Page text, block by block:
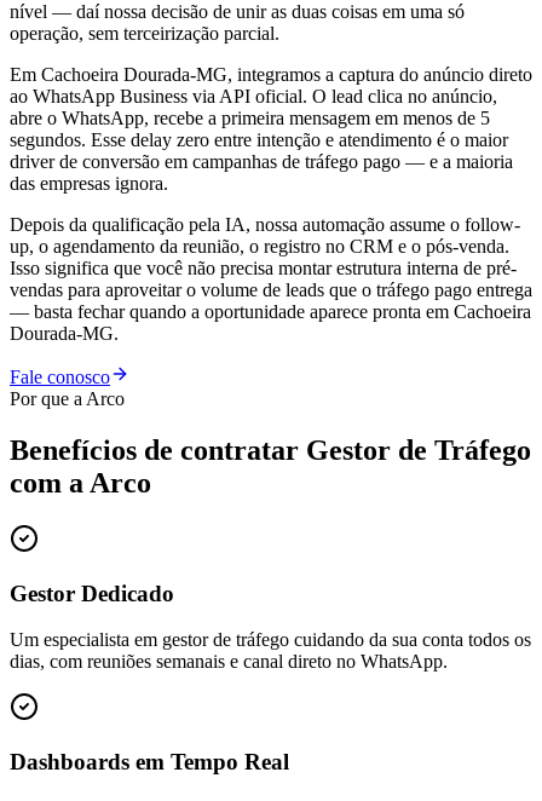
nível — daí nossa decisão de unir as duas coisas em uma só
operação, sem terceirização parcial.
Em Cachoeira Dourada-MG, integramos a captura do anúncio direto
ao WhatsApp Business via API oficial. O lead clica no anúncio,
abre o WhatsApp, recebe a primeira mensagem em menos de 5
segundos. Esse delay zero entre intenção e atendimento é o maior
driver de conversão em campanhas de tráfego pago — e a maioria
das empresas ignora.
Depois da qualificação pela IA, nossa automação assume o follow-
up, o agendamento da reunião, o registro no CRM e o pós-venda.
Isso significa que você não precisa montar estrutura interna de pré-
vendas para aproveitar o volume de leads que o tráfego pago entrega
— basta fechar quando a oportunidade aparece pronta em Cachoeira
Dourada-MG.
Fale conosco
Por que a Arco
Benefícios de contratar Gestor de Tráfego
com a Arco
Gestor Dedicado
Um especialista em gestor de tráfego cuidando da sua conta todos os
dias, com reuniões semanais e canal direto no WhatsApp.
Dashboards em Tempo Real